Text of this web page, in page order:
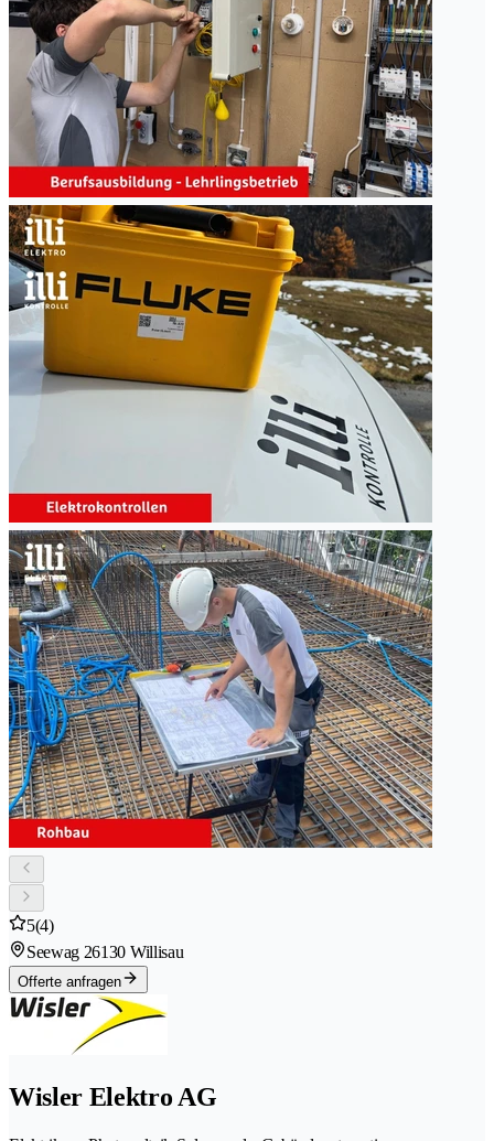
5(4)
Seewag 26130 Willisau
Offerte anfragen
Wisler Elektro AG